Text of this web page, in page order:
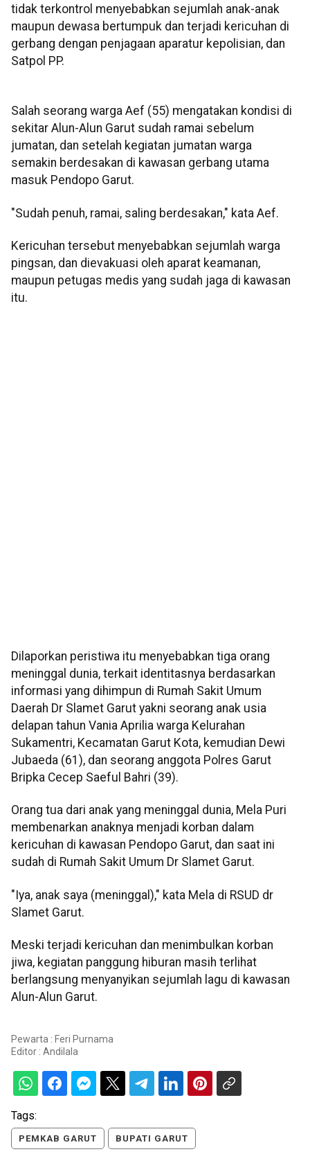
tidak terkontrol menyebabkan sejumlah anak-anak
maupun dewasa bertumpuk dan terjadi kericuhan di
gerbang dengan penjagaan aparatur kepolisian, dan
Satpol PP.
Salah seorang warga Aef (55) mengatakan kondisi di
sekitar Alun-Alun Garut sudah ramai sebelum
jumatan, dan setelah kegiatan jumatan warga
semakin berdesakan di kawasan gerbang utama
masuk Pendopo Garut.
"Sudah penuh, ramai, saling berdesakan," kata Aef.
Kericuhan tersebut menyebabkan sejumlah warga
pingsan, dan dievakuasi oleh aparat keamanan,
maupun petugas medis yang sudah jaga di kawasan
itu.
Dilaporkan peristiwa itu menyebabkan tiga orang
meninggal dunia, terkait identitasnya berdasarkan
informasi yang dihimpun di Rumah Sakit Umum
Daerah Dr Slamet Garut yakni seorang anak usia
delapan tahun Vania Aprilia warga Kelurahan
Sukamentri, Kecamatan Garut Kota, kemudian Dewi
Jubaeda (61), dan seorang anggota Polres Garut
Bripka Cecep Saeful Bahri (39).
Orang tua dari anak yang meninggal dunia, Mela Puri
membenarkan anaknya menjadi korban dalam
kericuhan di kawasan Pendopo Garut, dan saat ini
sudah di Rumah Sakit Umum Dr Slamet Garut.
"Iya, anak saya (meninggal)," kata Mela di RSUD dr
Slamet Garut.
Meski terjadi kericuhan dan menimbulkan korban
jiwa, kegiatan panggung hiburan masih terlihat
berlangsung menyanyikan sejumlah lagu di kawasan
Alun-Alun Garut.
Pewarta : Feri Purnama
Editor : Andilala
Tags:
PEMKAB GARUT BUPATI GARUT